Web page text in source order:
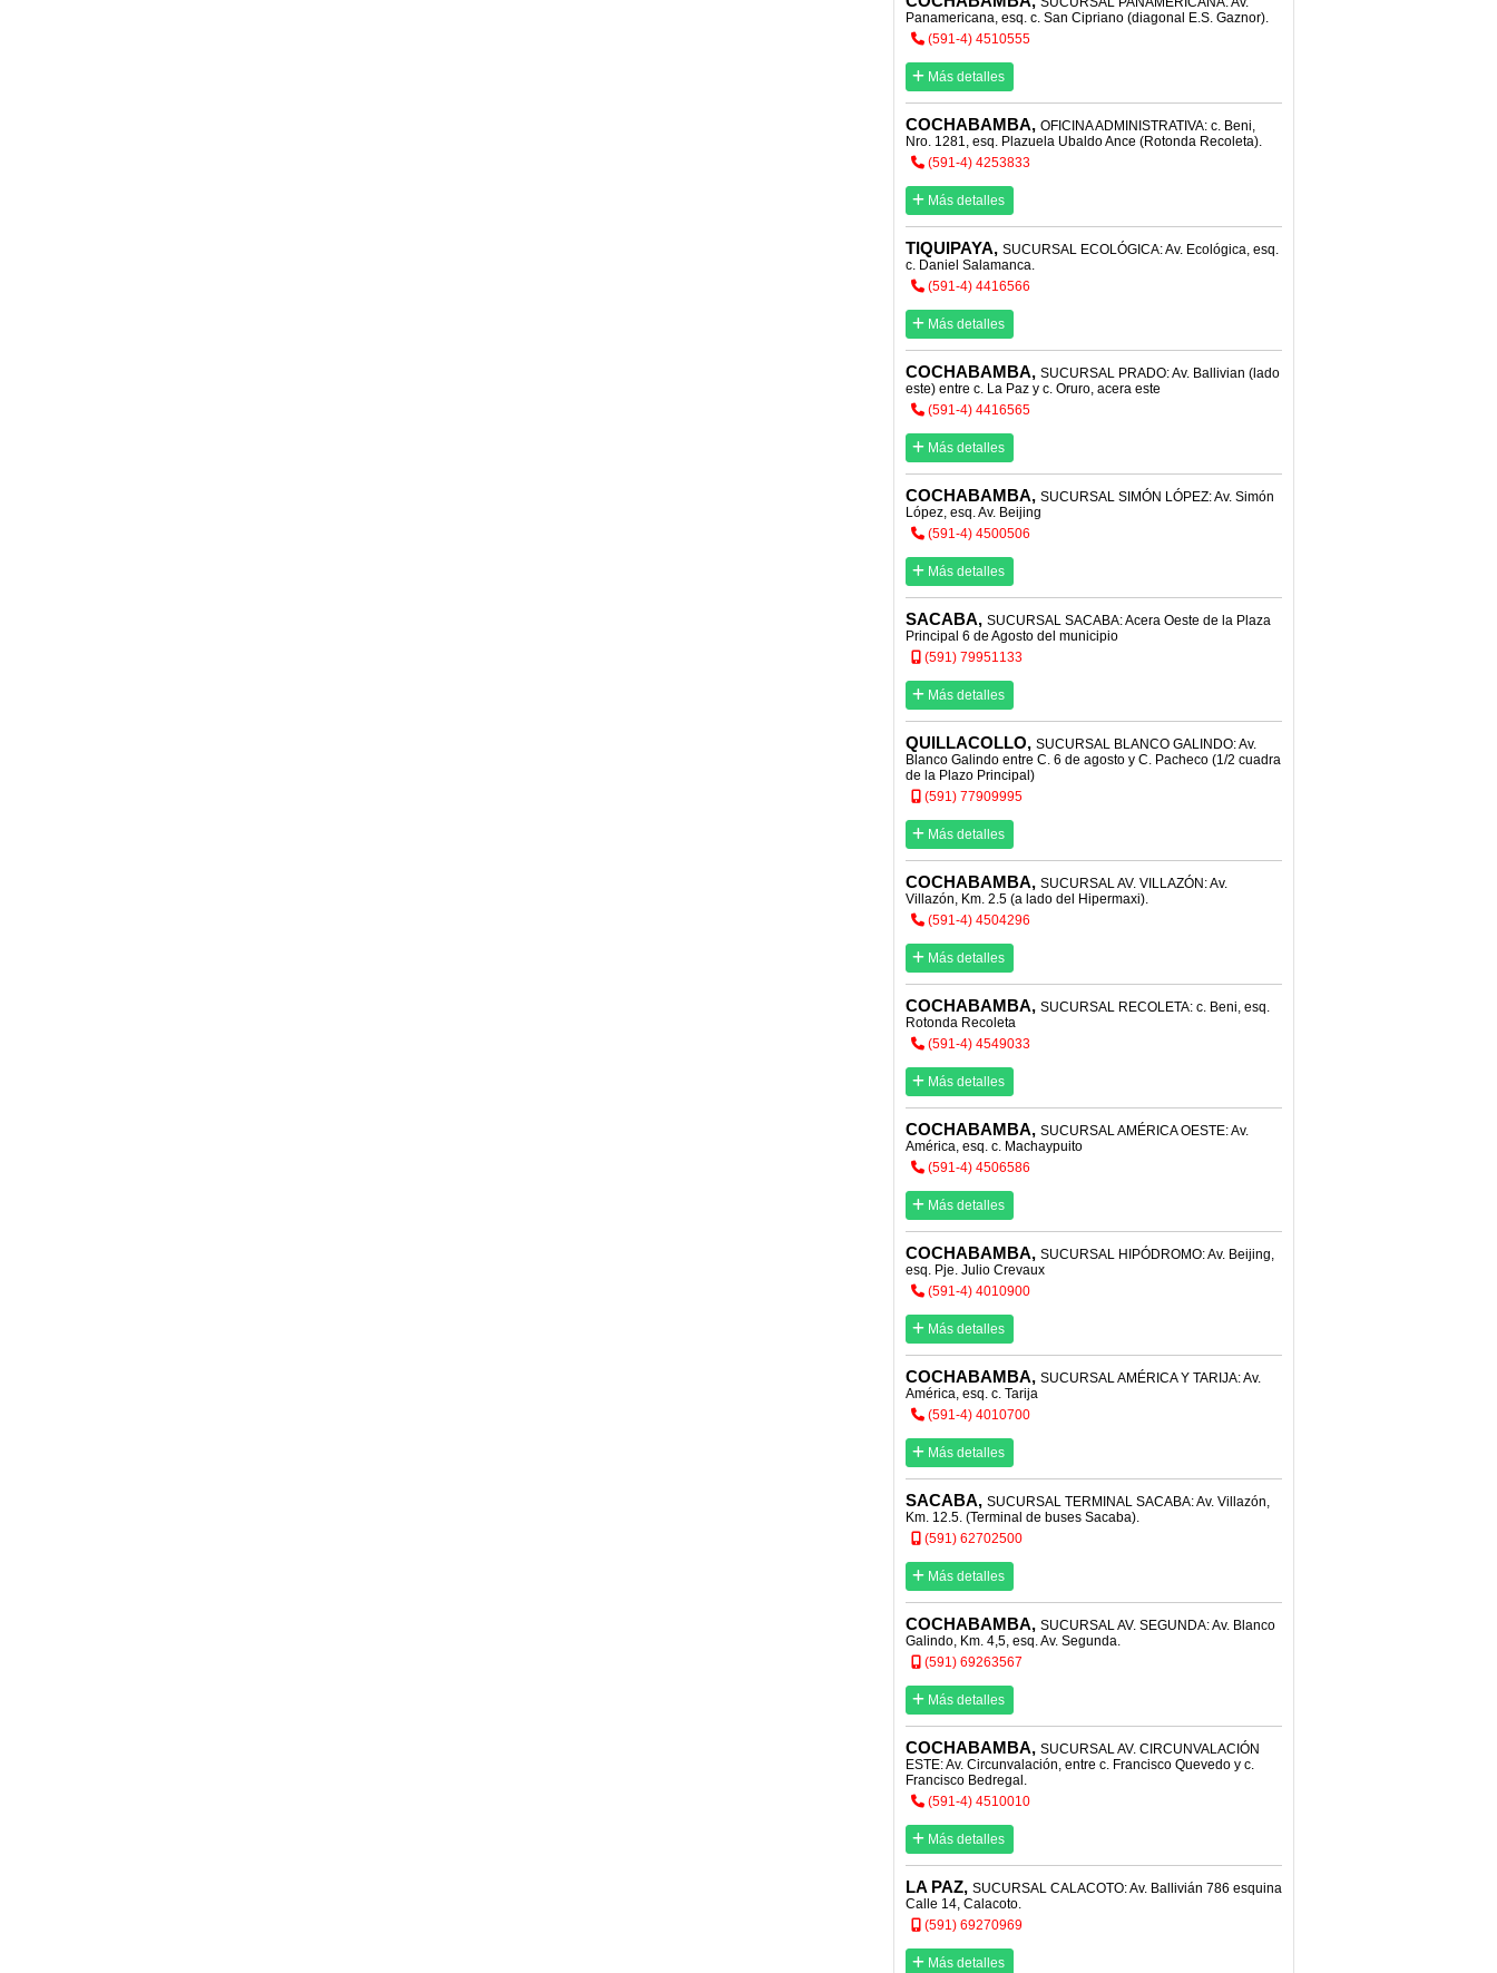
Panamericana, esq. c. San Cipriano (diagonal E.S. Gaznor).
(591-4) 4510555
Más detalles
COCHABAMBA, OFICINA ADMINISTRATIVA: c. Beni,
Nro. 1281, esq. Plazuela Ubaldo Ance (Rotonda Recoleta).
(591-4) 4253833
Más detalles
TIQUIPAYA, SUCURSAL ECOLÓGICA: Av. Ecológica, esq.
c. Daniel Salamanca.
(591-4) 4416566
Más detalles
COCHABAMBA, SUCURSAL PRADO: Av. Ballivian (lado
este) entre c. La Paz y c. Oruro, acera este
(591-4) 4416565
Más detalles
COCHABAMBA, SUCURSAL SIMÓN LÓPEZ: Av. Simón
López, esq. Av. Beijing
(591-4) 4500506
Más detalles
SACABA, SUCURSAL SACABA: Acera Oeste de la Plaza
Principal 6 de Agosto del municipio
(591) 79951133
Más detalles
QUILLACOLLO, SUCURSAL BLANCO GALINDO: Av.
Blanco Galindo entre C. 6 de agosto y C. Pacheco (1/2 cuadra
de la Plazo Principal)
(591) 77909995
Más detalles
COCHABAMBA, SUCURSAL AV. VILLAZÓN: Av.
Villazón, Km. 2.5 (a lado del Hipermaxi).
(591-4) 4504296
Más detalles
COCHABAMBA, SUCURSAL RECOLETA: c. Beni, esq.
Rotonda Recoleta
(591-4) 4549033
Más detalles
COCHABAMBA, SUCURSAL AMÉRICA OESTE: Av.
América, esq. c. Machaypuito
(591-4) 4506586
Más detalles
COCHABAMBA, SUCURSAL HIPÓDROMO: Av. Beijing,
esq. Pje. Julio Crevaux
(591-4) 4010900
Más detalles
COCHABAMBA, SUCURSAL AMÉRICA Y TARIJA: Av.
América, esq. c. Tarija
(591-4) 4010700
Más detalles
SACABA, SUCURSAL TERMINAL SACABA: Av. Villazón,
Km. 12.5. (Terminal de buses Sacaba).
(591) 62702500
Más detalles
COCHABAMBA, SUCURSAL AV. SEGUNDA: Av. Blanco
Galindo, Km. 4,5, esq. Av. Segunda.
(591) 69263567
Más detalles
COCHABAMBA, SUCURSAL AV. CIRCUNVALACIÓN
ESTE: Av. Circunvalación, entre c. Francisco Quevedo y c.
Francisco Bedregal.
(591-4) 4510010
Más detalles
LA PAZ, SUCURSAL CALACOTO: Av. Ballivián 786 esquina
Calle 14, Calacoto.
(591) 69270969
Más detalles